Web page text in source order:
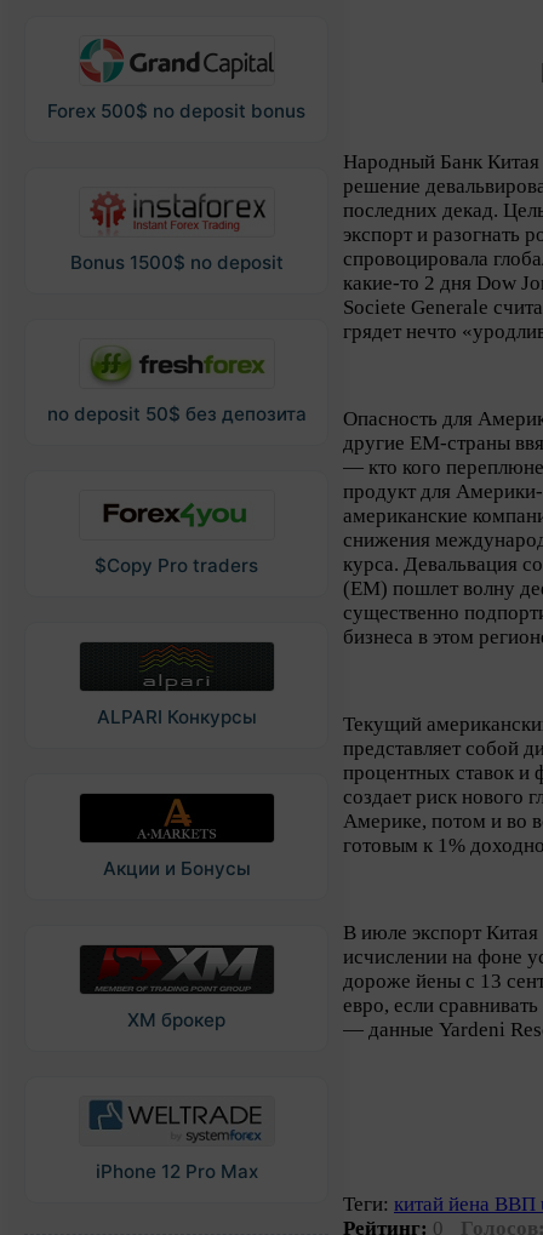
Forex 500$ no deposit bonus
Bonus 1500$ no deposit
no deposit 50$ без депозита
$Copy Pro traders
ALPARI Конкурсы
Акции и Бонусы
XM брокер
iPhone 12 Pro Max
Народный Банк Китая
решение
последних декад.
экспорт и разогнать
спровоцировала
какие-то 2 дня Dow
Societe Generale
грядет нечто
Опасность для
другие EM-страны
— кто кого
продукт для
американские
снижения
курса. Девальвация
(EM) пошлет волну
существенно
бизнеса в этом
Текущий
представляет собой
процентных ставок
создает риск нового
Америке, потом и во
готовым к 1%
В июле экспорт
исчислении на фоне
дороже йены с 13
евро, если
— данные Yardeni
Теги: китай йена ВВП
Рейтинг: 0